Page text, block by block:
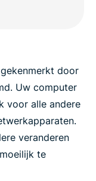
door
Uw computer
voor alle andere
veranderen
te